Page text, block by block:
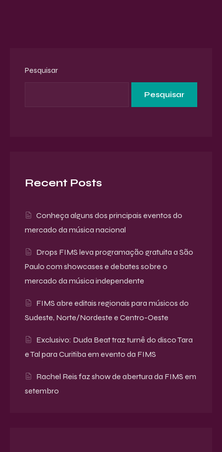
Pesquisar
Pesquisar
Recent Posts
Conheça alguns dos principais eventos do
mercado da música nacional
Drops FIMS leva programação gratuita a São
Paulo com showcases e debates sobre o
mercado da música independente
FIMS abre editais regionais para músicos do
Sudeste, Norte/Nordeste e Centro-Oeste
Exclusivo: Duda Beat traz turnê do disco Tara
e Tal para Curitiba em evento da FIMS
Rachel Reis faz show de abertura da FIMS em
setembro